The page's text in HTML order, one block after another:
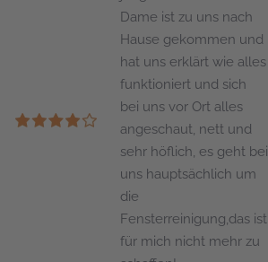
Dame ist zu uns nach
Hause gekommen und
hat uns erklärt wie alles
funktioniert und sich
bei uns vor Ort alles
angeschaut, nett und
sehr höflich, es geht bei
uns hauptsächlich um
die
Fensterreinigung,das ist
für mich nicht mehr zu